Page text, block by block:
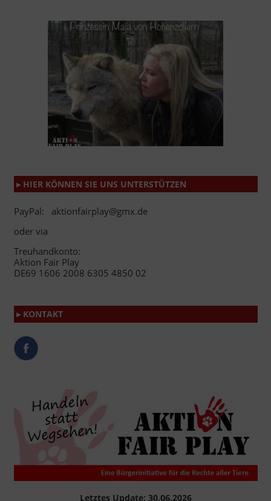
▸ HIER KÖNNEN SIE UNS UNTERSTÜTZEN
PayPal: aktionfairplay@gmx.de
oder via
Treuhandkonto:
Aktion Fair Play
DE69 1606 2008 6305 4850 02
▸ KONTAKT
Letztes Update: 30.06.2026